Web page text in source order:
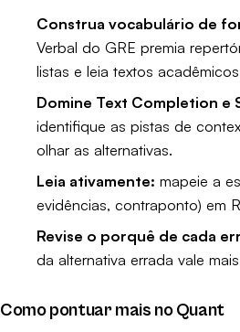
Construa vocabulário de
Verbal do GRE premia
listas e leia textos
Domine Text Completion e
identifique as pistas de
olhar as alternativas.
Leia ativamente: mapeie a
evidências, contraponto) em
Revise o porquê de cada
da alternativa errada vale
Como pontuar mais no Quant